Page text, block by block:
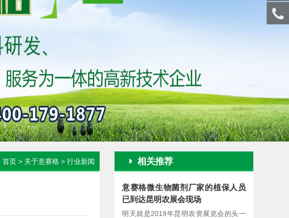
首页 > 关于意赛格 > 行业新闻 相关推荐
意赛格微生物菌剂厂家的植保人员
已到达昆明农展会现场
明天就是2019年昆明农资展览会的头一
手机
访问